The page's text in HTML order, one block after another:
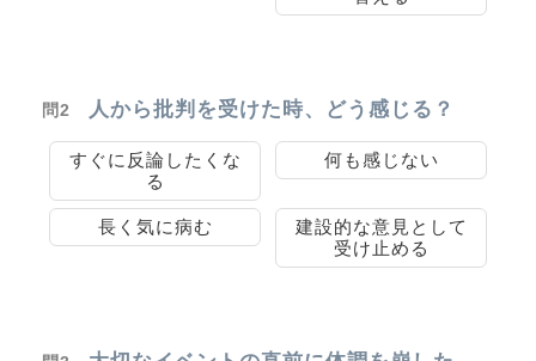
問2 人から批判を受けた時、どう感じる？
すぐに反論したくな
る
何も感じない
長く気に病む
建設的な意見として
受け止める